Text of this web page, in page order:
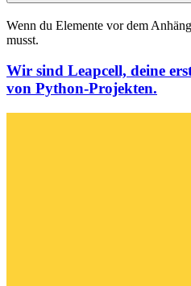
Wenn du Elemente vor dem
musst.
Wir sind Leapcell, deine
von Python-Projekten.